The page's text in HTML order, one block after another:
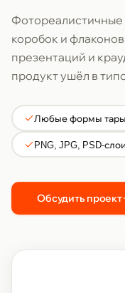
Фотореалистичные
коробок и
презентаций и
продукт ушёл в
Любые формы тары
PNG, JPG, PSD-слои
Обсудить проект